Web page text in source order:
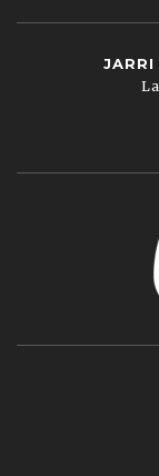
JARRI